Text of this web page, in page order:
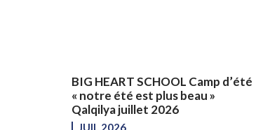
BIG HEART SCHOOL Camp d’été
« notre été est plus beau »
Qalqilya juillet 2026